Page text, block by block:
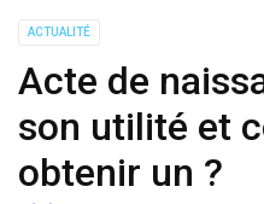
ACTUALITÉ
Acte de
son utilité et
obtenir un ?